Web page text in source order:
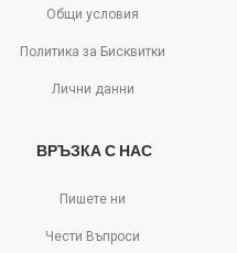
Общи условия
Политика за Бисквитки
Лични данни
ВРЪЗКА С НАС
Пишете ни
Чести Въпроси